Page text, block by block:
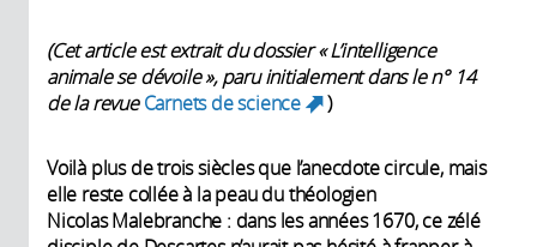
(Cet article est extrait du dossier« L’intelligence
animale se dévoile », paru initialement dans le n° 14
de la revue Carnets de science (link is external)
)
Voilà plus de trois siècles que l’anecdote circule, mais
elle reste collée à la peau du théologien
Nicolas Malebranche : dans les années 1670, ce zélé